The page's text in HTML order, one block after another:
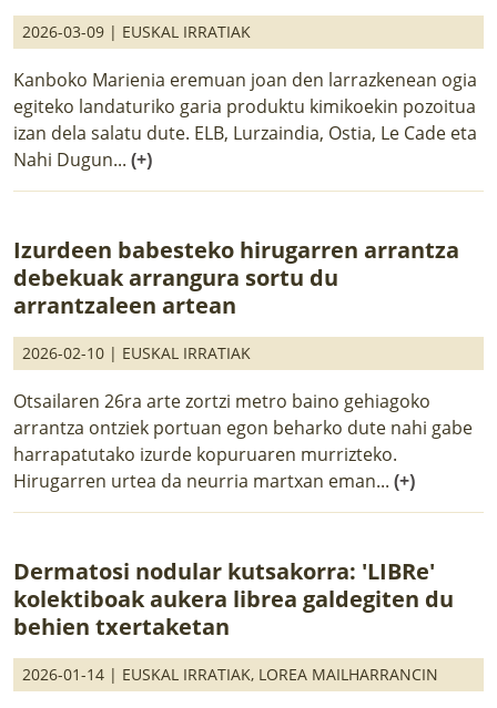
2026-03-09 | EUSKAL IRRATIAK
Kanboko Marienia eremuan joan den larrazkenean ogia
egiteko landaturiko garia produktu kimikoekin pozoitua
izan dela salatu dute. ELB, Lurzaindia, Ostia, Le Cade eta
Nahi Dugun... (+)
Izurdeen babesteko hirugarren arrantza
debekuak arrangura sortu du
arrantzaleen artean
2026-02-10 | EUSKAL IRRATIAK
Otsailaren 26ra arte zortzi metro baino gehiagoko
arrantza ontziek portuan egon beharko dute nahi gabe
harrapatutako izurde kopuruaren murrizteko.
Hirugarren urtea da neurria martxan eman... (+)
Dermatosi nodular kutsakorra: 'LIBRe'
kolektiboak aukera librea galdegiten du
behien txertaketan
2026-01-14 | EUSKAL IRRATIAK, LOREA MAILHARRANCIN